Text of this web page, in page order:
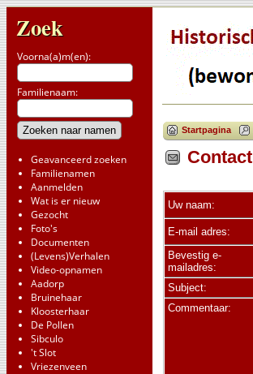
Zoek
Voorna(a)m(en):
Familienaam:
Geavanceerd zoeken
Familienamen
Aanmelden
Wat is er nieuw
Gezocht
Foto's
Documenten
(Levens)Verhalen
Video-opnamen
Aadorp
Bruinehaar
Kloosterhaar
De Pollen
Sibculo
't Slot
Vriezenveen
Startpagina
Contact
Uw naam:
E-mail adres:
Bevestig e-
mailadres:
Subject:
Commentaar: